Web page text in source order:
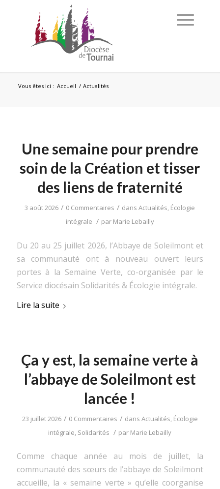
Vous êtes ici : Accueil / Actualités
Une semaine pour prendre
soin de la Création et tisser
des liens de fraternité
3 août 2026 / 0 Commentaires / dansActualités, Écologie
intégrale / par Marie Lebailly
Du 20 au 25 juillet 2026, l’Abbaye de Soleilmont et
sa communauté ont à nouveau ouvert leurs
portes à la Semaine Verte, co-organisée par le
Service diocésain Solidarités & Écologie intégrale.
Lire la suite
Ça y est, la semaine verte à
l’abbaye de Soleilmont est
lancée !
23 juillet 2026 / 0 Commentaires / dans Actualités Écologie
intégrale Solidarités / par Marie Lebailly
Comme chaque année au mois de juillet, la
communauté des sœurs de l’abbaye de Soleilmont
accueille, la « semaine verte » qu’elle coorganise